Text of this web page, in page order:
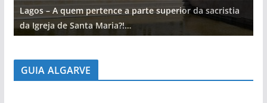
Lagos – A quem pertence a parte superior da sacristia
da Igreja de Santa Maria?!…
GUIA ALGARVE